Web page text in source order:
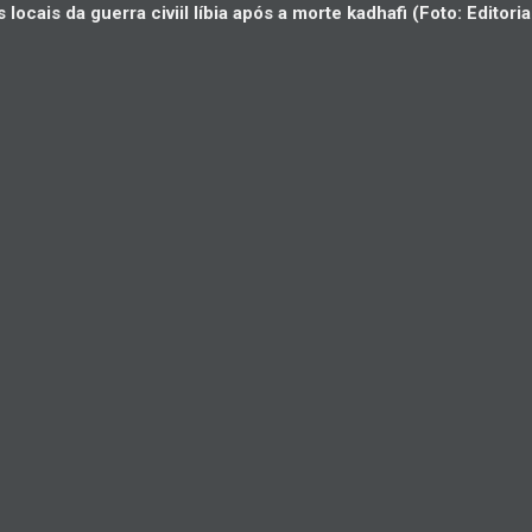
locais da guerra civiil líbia após a morte kadhafi (Foto: